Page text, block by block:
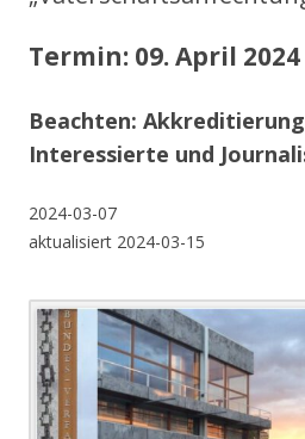
Termin: 09. April
Beachten:
Interessierte und
2024-03-07
aktualisiert 2024-03-15